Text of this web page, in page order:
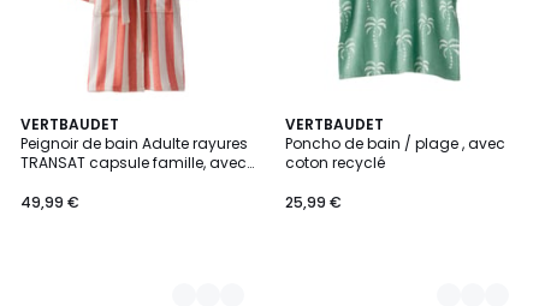
VERTBAUDET
Peignoir de bain Adulte rayures
TRANSAT capsule famille, avec
49,99 €
3
Couleurs
VERTBAUDET
Poncho de bain / plage , avec
coton recyclé
25,99 €
2
Couleurs